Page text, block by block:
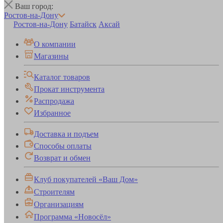
Ваш город:
Ростов-на-Дону
Ростов-на-Дону Батайск Аксай
О компании
Магазины
Каталог товаров
Прокат инструмента
Распродажа
Избранное
Доставка и подъем
Способы оплаты
Возврат и обмен
Клуб покупателей «Ваш Дом»
Строителям
Организациям
Программа «Новосёл»